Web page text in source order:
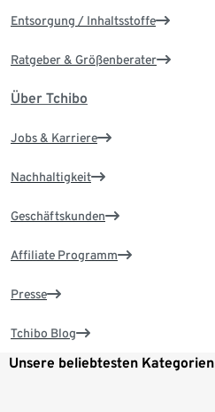
Entsorgung / Inhaltsstoffe
Ratgeber & Größenberater
Über Tchibo
Jobs & Karriere
Nachhaltigkeit
Geschäftskunden
Affiliate Programm
Presse
Tchibo Blog
Unsere beliebtesten Kategorien